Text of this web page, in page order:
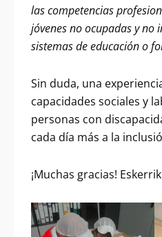
las competencias
jóvenes no ocupadas y no
sistemas de educación o
Sin duda, una
capacidades sociales y
personas con
cada día más a la
¡Muchas gracias!